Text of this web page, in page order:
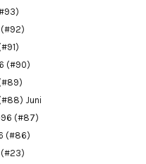
(#92)
(#90)
Juni
(#87)
(#86)
(#23)